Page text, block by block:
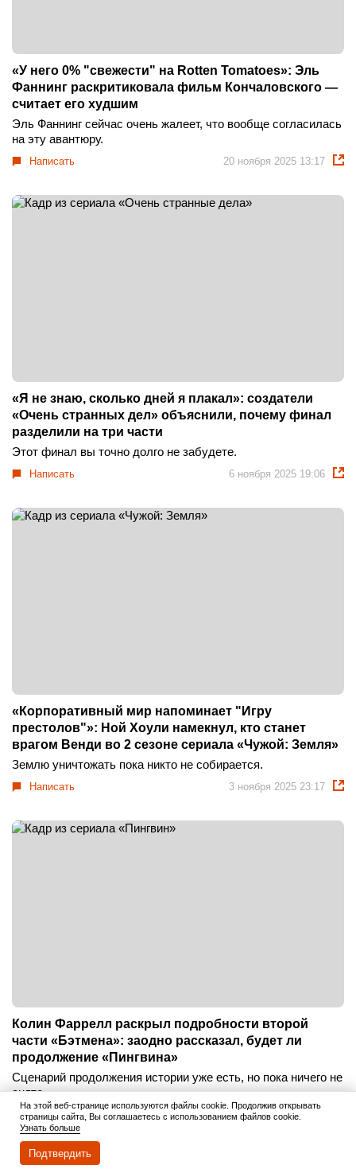
«У него 0% "свежести" на Rotten Tomatoes»: Эль
Фаннинг раскритиковала фильм Кончаловского —
считает его худшим
Эль Фаннинг сейчас очень жалеет, что вообще согласилась
на эту авантюру.
Написать 20 ноября 2025 13:17
«Я не знаю, сколько дней я плакал»: создатели
«Очень странных дел» объяснили, почему финал
разделили на три части
Этот финал вы точно долго не забудете.
Написать 6 ноября 2025 19:06
«Корпоративный мир напоминает "Игру
престолов"»: Ной Хоули намекнул, кто станет
врагом Венди во 2 сезоне сериала «Чужой: Земля»
Землю уничтожать пока никто не собирается.
Написать 3 ноября 2025 23:17
Колин Фаррелл раскрыл подробности второй
части «Бэтмена»: заодно рассказал, будет ли
продолжение «Пингвина»
Сценарий продолжения истории уже есть, но пока ничего не
снято.
Написать 31 октября 2025 06:02
На этой веб-странице используются файлы cookie. Продолжив открывать
страницы сайта, Вы соглашаетесь с использованием файлов cookie.
Узнать больше
Подтвердить